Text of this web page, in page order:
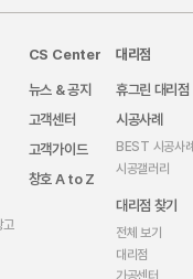
CS Center
뉴스 & 공지
고객센터
고객가이드
창호 A to Z
대리점
휴그린 대리점
시공사례
BEST 시공사례
시공갤러리
대리점 찾기
전체 보기
대리점